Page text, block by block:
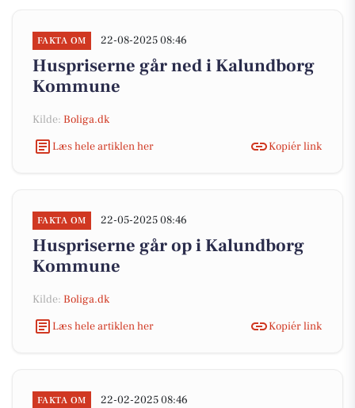
FAKTA OM 22-08-2025 08:46
Huspriserne går ned i Kalundborg
Kommune
Kilde: Boliga.dk
Læs hele artiklen her
Kopiér link
FAKTA OM 22-05-2025 08:46
Huspriserne går op i Kalundborg
Kommune
Kilde: Boliga.dk
Læs hele artiklen her
Kopiér link
FAKTA OM 22-02-2025 08:46